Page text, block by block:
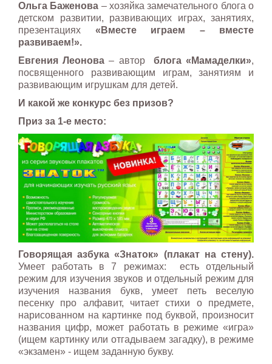
Ольга Баженова – хозяйка замечательного блога о
детском развитии, развивающих играх, занятиях,
презентациях «Вместе играем – вместе
развиваем!».
Евгения Леонова – автор блога «Мамаделки»,
посвященного развивающим играм, занятиям и
развивающим игрушкам для детей.
И какой же конкурс без призов?
Приз за 1-е место:
Говорящая азбука «Знаток» (плакат на стену).
Умеет работать в 7 режимах: есть отдельный
режим для изучения звуков и отдельный режим для
изучения названия букв, умеет петь веселую
песенку про алфавит, читает стихи о предмете,
нарисованном на картинке под буквой, произносит
названия цифр, может работать в режиме «игра»
(ищем картинку или отгадываем загадку), в режиме
«экзамен» - ищем заданную букву.